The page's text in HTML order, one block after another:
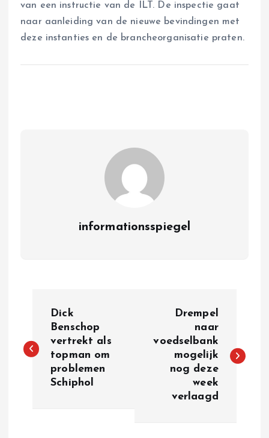
van een instructie van de ILT. De inspectie gaat
naar aanleiding van de nieuwe bevindingen met
deze instanties en de brancheorganisatie praten.
informationsspiegel
s
Dick
Benschop
vertrekt als
topman om
problemen
Schiphol
Drempel
naar
voedselbank
mogelijk
nog deze
week
verlaagd